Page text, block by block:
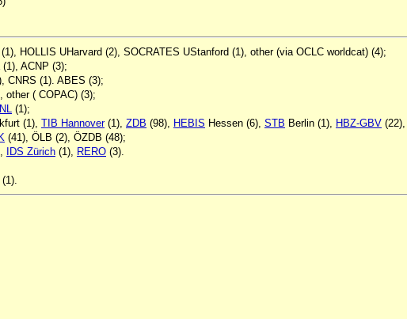
(1), HOLLIS UHarvard (2), SOCRATES UStanford (1), other (via OCLC worldcat) (4);
(1), ACNP (3);
CNRS (1). ABES (3);
other ( COPAC) (3);
(1);
(1), TIB Hannover(1), ZDB (98), HEBIS Hessen (6), STB Berlin (1), HBZ-GBV (22),
(41), ÖLB (2), ÖZDB (48);
IDS Zürich (1), RERO (3).